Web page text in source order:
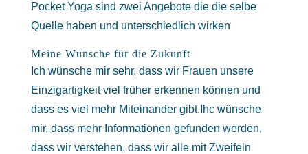
Pocket Yoga sind zwei Angebote die die selbe
Quelle haben und unterschiedlich wirken
Meine Wünsche für die Zukunft
Ich wünsche mir sehr, dass wir Frauen unsere
Einzigartigkeit viel früher erkennen können und
dass es viel mehr Miteinander gibt.Ihc wünsche
mir, dass mehr Informationen gefunden werden,
dass wir verstehen, dass wir alle mit Zweifeln